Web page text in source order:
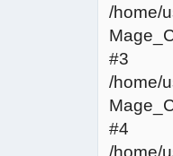
/home/
#3
/home/
#4